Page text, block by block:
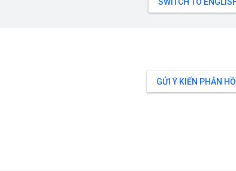
GỬI Ý KIẾN PHẢN HỒI